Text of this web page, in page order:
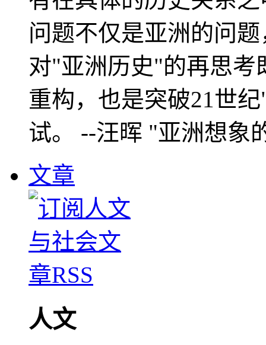
问题不仅是亚洲的问
对"亚洲历史"的再思考
重构，也是突破21世
试。 --汪晖 "亚洲想象
文章
人文